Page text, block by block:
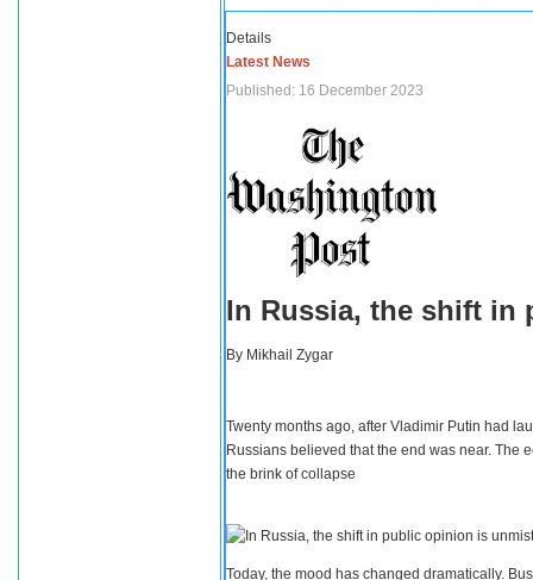
Details
Latest News
Published: 16 December 2023
In Russia, the shift in
By Mikhail Zygar
Twenty months ago, after Vladimir Putin had
Russians believed that the end was near. The
the brink of collapse
Today, the mood has changed dramatically.